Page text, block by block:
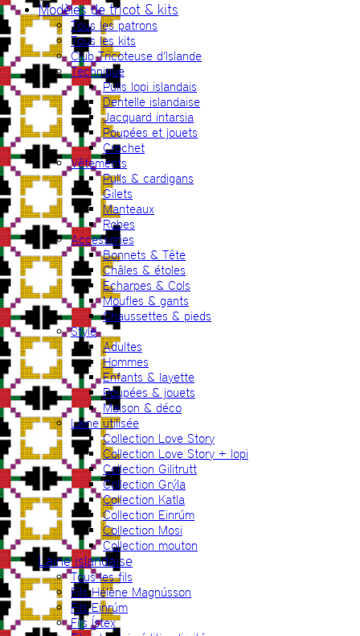
Modèles de tricot & kits
Tous les patrons
Tous les kits
Club Tricoteuse d’Islande
Technique
Pulls lopi islandais
Dentelle islandaise
Jacquard intarsia
Poupées et jouets
Crochet
Vêtements
Pulls & cardigans
Gilets
Manteaux
Robes
Accessories
Bonnets & Tête
Châles & étoles
Echarpes & Cols
Moufles & gants
Chaussettes & pieds
Style
Adultes
Hommes
Enfants & layette
Poupées & jouets
Maison & déco
Laine utilisée
Collection Love Story
Collection Love Story + lopi
Collection Gilitrutt
Collection Grýla
Collection Katla
Collection Einrúm
Collection Mosi
Collection mouton
Laine islandaise
Tous les fils
Fils Hélène Magnússon
Fils Einrúm
Fils Ístex